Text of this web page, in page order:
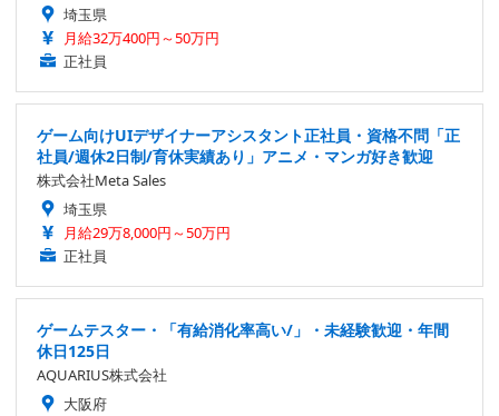
埼玉県
月給32万400円～50万円
正社員
ゲーム向けUIデザイナーアシスタント正社員・資格不問「正
社員/週休2日制/育休実績あり」アニメ・マンガ好き歓迎
株式会社Meta Sales
埼玉県
月給29万8,000円～50万円
正社員
ゲームテスター・「有給消化率高い/」・未経験歓迎・年間
休日125日
AQUARIUS株式会社
大阪府